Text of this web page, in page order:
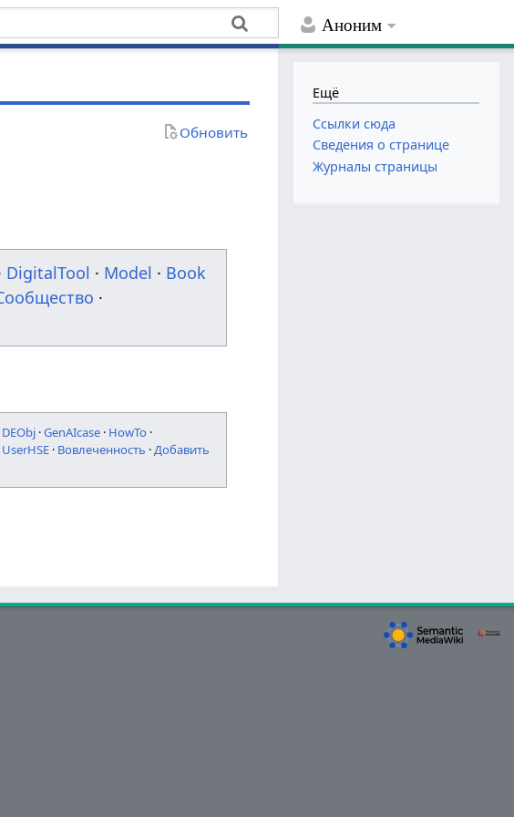
Аноним
Обновить
DigitalTool · Model · Book
·
DEObj ·GenAIcase · HowTo ·
UserHSE · Вовлеченность ·Добавить
Ещё
Ссылки сюда
Сведения о странице
Журналы страницы